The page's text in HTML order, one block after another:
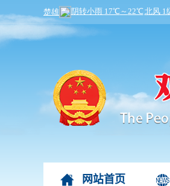
网站首页